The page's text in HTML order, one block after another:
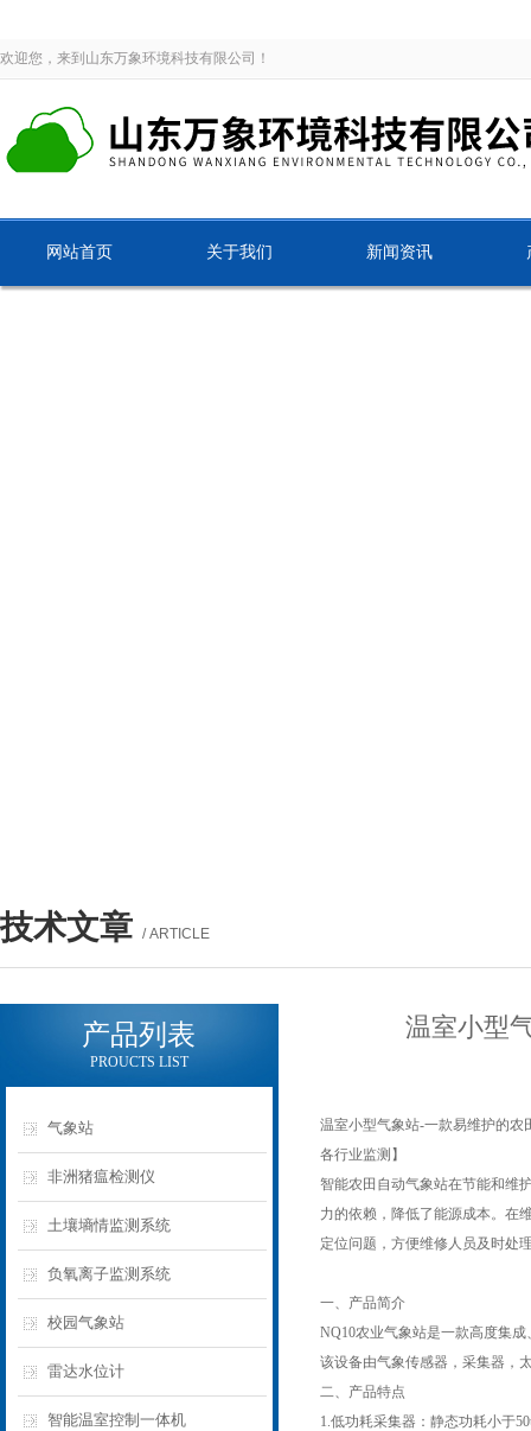
欢迎您，来到山东万象环境科技有限公司！
网站首页 关于我们 新闻资讯
技术文章 / ARTICLE
产品列表
PROUCTS LIST
气象站
非洲猪瘟检测仪
土壤墒情监测系统
负氧离子监测系统
校园气象站
雷达水位计
智能温室控制一体机
温室小型
温室小型气象站-一款易维护的农
各行业监测】
智能农田自动气象站在节能和维
力的依赖，降低了能源成本。在
定位问题，方便维修人员及时处
一、产品简介
NQ10农业气象站是一款高度集
该设备由气象传感器，采集器，
二、产品特点
1.低功耗采集器：静态功耗小于